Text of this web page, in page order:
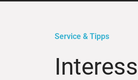
Service & Tipps